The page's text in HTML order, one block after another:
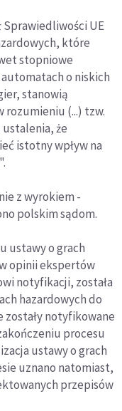
Sprawiedliwości UE
które
stopniowe
o niskich
stanowią
(...) tzw.
że
istotny wpływ na
z wyrokiem -
polskim sądom.
ustawy o grach
opinii ekspertów
notyfikacji, została
hazardowych do
zostały notyfikowane
procesu
ustawy o grach
uznano natomiast,
przepisów